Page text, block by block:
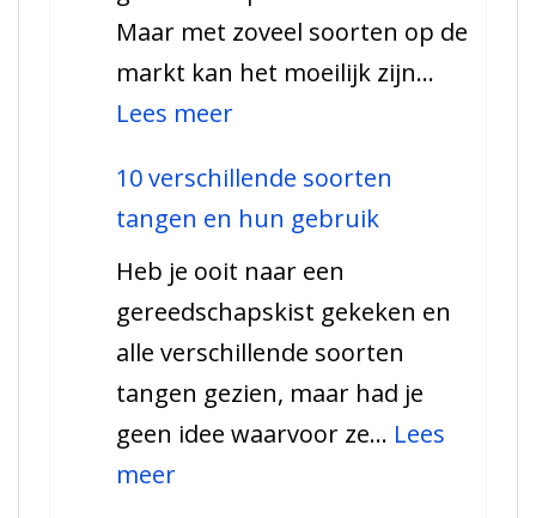
over
een
Maar met zoveel soorten op de
markt kan het moeilijk zijn…
Lees meer:
Handyman’s
Gids
voor
Beitels
10 verschillende soorten
tangen en hun gebruik
Heb je ooit naar een
gereedschapskist gekeken en
alle verschillende soorten
tangen gezien, maar had je
geen idee waarvoor ze… Lees
meer: